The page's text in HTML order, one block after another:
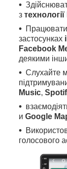
з
застосунках
Facebook
деякими
Слухайте
Music,
и Google
голосового